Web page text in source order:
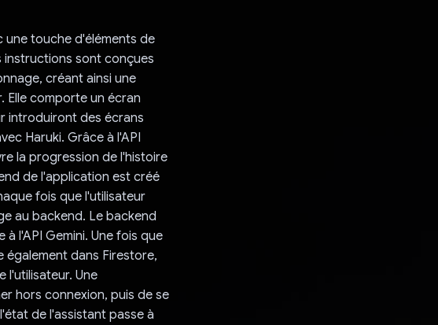
une touche d'éléments de
instructions sont conçues
créant ainsi une
Elle comporte un écran
introduiront des écrans
Haruki. Grâce à l'API
la progression de l'histoire
de l'application est créé
fois que l'utilisateur
au backend. Le backend
l'API Gemini. Une fois que
également dans Firestore,
l'utilisateur. Une
hors connexion, puis de se
de l'assistant passe à